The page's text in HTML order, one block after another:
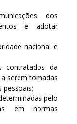
dos
e adotar
nacional e
contratados da
serem tomadas
pessoais;
pelo
em normas